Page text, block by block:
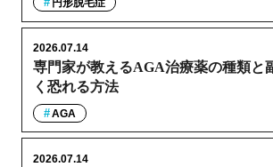
円形脱毛症
専門家が教えるAGA治療薬の種類と
く恐れる方法
2026.07.14
AGA
2026.07.14